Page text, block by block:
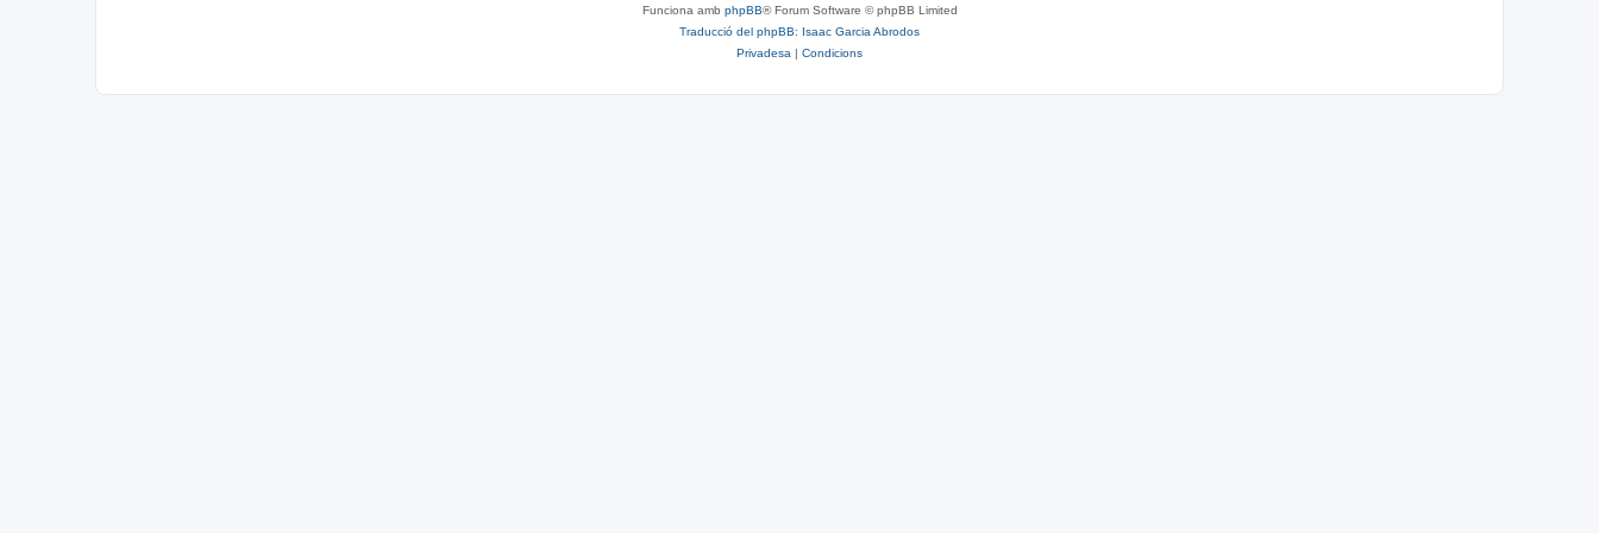
Funciona amb phpBB® Forum Software © phpBB Limited
Traducció del phpBB: Isaac Garcia Abrodos
Privadesa | Condicions